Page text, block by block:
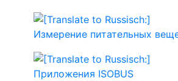
Измерение питательных
Приложения ISOBUS